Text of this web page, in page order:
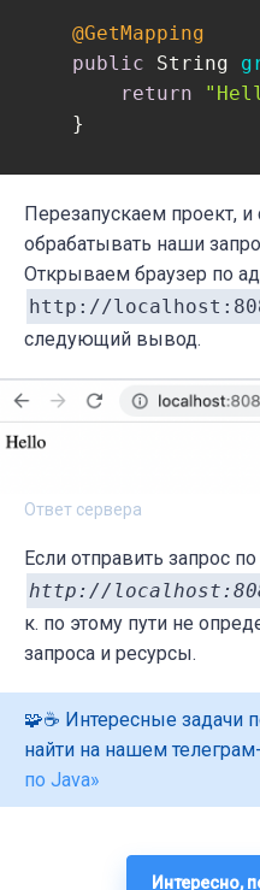
@GetMapping
public String
return
    }
Перезапускаем проект,
обрабатывать наши
Открываем браузер по
http://
следующий вывод.
Ответ сервера
Если отправить запрос
http://
к. по этому пути не
запроса и ресурсы.
🧩☕ Интересные задачи
найти на нашем
по Java»
Интересно,